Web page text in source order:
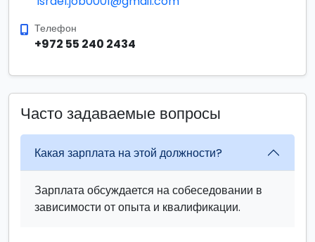
Телефон
+972 55 240 2434
Часто задаваемые вопросы
Какая зарплата на этой должности?
Зарплата обсуждается на собеседовании в
зависимости от опыта и квалификации.